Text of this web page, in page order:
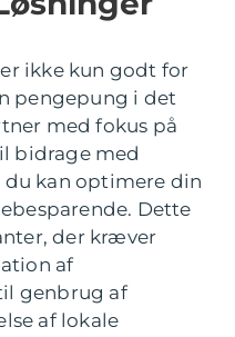
ikke kun godt for
pengepung i det
med fokus på
bidrage med
kan optimere din
Dette
der kræver
af
genbrug af
af lokale